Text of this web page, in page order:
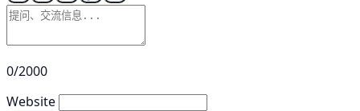
0/2000
Website